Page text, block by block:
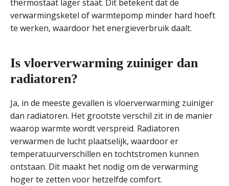
thermostaat lager staat. Dit betekent dat de
verwarmingsketel of warmtepomp minder hard hoeft
te werken, waardoor het energieverbruik daalt.
Is vloerverwarming zuiniger dan
radiatoren?
Ja, in de meeste gevallen is vloerverwarming zuiniger
dan radiatoren. Het grootste verschil zit in de manier
waarop warmte wordt verspreid. Radiatoren
verwarmen de lucht plaatselijk, waardoor er
temperatuurverschillen en tochtstromen kunnen
ontstaan. Dit maakt het nodig om de verwarming
hoger te zetten voor hetzelfde comfort.